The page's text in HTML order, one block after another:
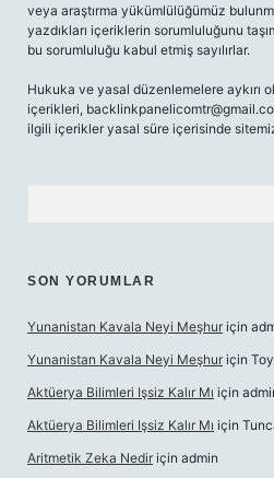
veya araştırma yükümlülüğümüz
yazdıkları içeriklerin sorumluluğunu
bu sorumluluğu kabul etmiş sayılırlar.
Hukuka ve yasal düzenlemelere aykırı
içerikleri,
ilgili içerikler yasal süre içerisinde
SON YORUMLAR
Yunanistan Kavala Neyi Meşhur için
Yunanistan Kavala Neyi Meşhur için
Aktüerya Bilimleri Işsiz Kalır Mı için
Aktüerya Bilimleri Işsiz Kalır Mı için
Aritmetik Zeka Nedir için admin